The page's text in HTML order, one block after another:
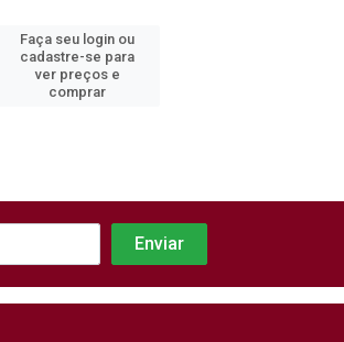
Faça seu login ou
cadastre-se para
ver preços e
comprar